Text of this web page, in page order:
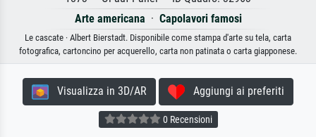
Arte americana · Capolavori famosi
Le cascate · Albert Bierstadt. Disponibile come stampa d'arte su tela, carta
fotografica, cartoncino per acquerello, carta non patinata o carta giapponese.
Visualizza in 3D/AR Aggiungi ai preferiti
0 Recensioni